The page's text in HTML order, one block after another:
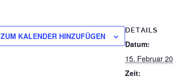
ZUM KALENDER HINZUFÜGEN
DETAILS
Datum:
15. Februar
Zeit: